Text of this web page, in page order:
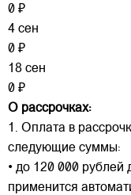
0 ₽
4 сен
0 ₽
18 сен
0 ₽
О рассрочках:
1. Оплата в
следующие суммы:
• до 120 000 рублей
применится